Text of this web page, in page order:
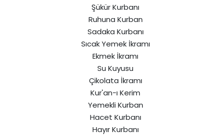
Şükür Kurbanı
Ruhuna Kurban
Sadaka Kurbanı
Sıcak Yemek İkramı
Ekmek İkramı
Su Kuyusu
Çikolata İkramı
Kur'an-ı Kerim
Yemekli Kurban
Hacet Kurbanı
Hayır Kurbanı